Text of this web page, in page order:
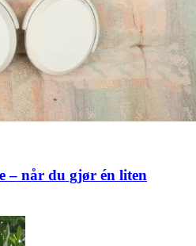
– når du gjør én liten